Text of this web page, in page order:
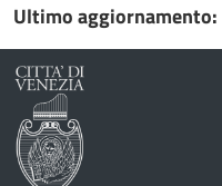
Ultimo aggiornamento: